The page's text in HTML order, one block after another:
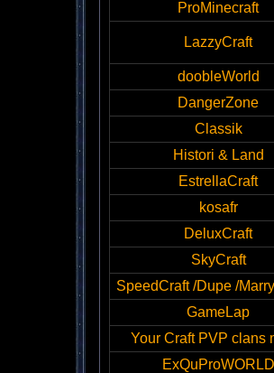
ProMinecraft
LazzyCraft
doobleWorld
DangerZone
Classik
Histori & Land
EstrellaCraft
kosafr
DeluxCraft
SkyCraft
SpeedCraft /Dupe /
GameLap
Your Craft PVP clans
ExQuProWORLD